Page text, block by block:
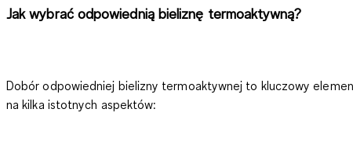
Jak wybrać odpowiednią bieliznę termoaktywną?
Dobór odpowiedniej bielizny termoaktywnej to kluczowy
na kilka istotnych aspektów: